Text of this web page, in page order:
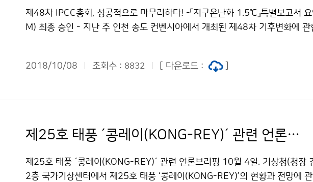
제48차 IPCC총회, 성공적으로 마무리하다! -「지구온난화 1.5℃」특별보고서
M) 최종 승인 - 지난 주 인천 송도 컨벤시아에서 개최된 제48차 기후변화에 관
2018/10/08
조회수 : 8832 [ 다운로드 :
제25호 태풍 ´콩레이(KONG-REY)´ 관련 언론브리핑
제25호 태풍 ´콩레이(KONG-REY)´ 관련 언론브리핑 10월 4일. 기상청(청장
2층 국가기상센터에서 제25호 태풍 ‘콩레이(KONG-REY)’의 현황과 전망에